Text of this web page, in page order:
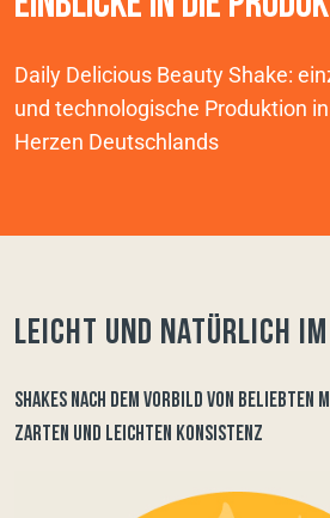
Daily Delicious Beauty Shake:
und technologische Produktion
Herzen Deutschlands
Leicht und natürlich im
SHAKES NACH DEM VORBILD VON BELIEBTEN
ZARTEN UND LEICHTEN KONSISTENZ